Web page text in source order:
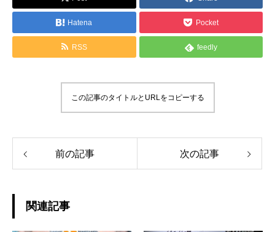
Hatena Pocket
RSS feedly
この記事のタイトルとURLをコピーする
前の記事 次の記事
関連記事